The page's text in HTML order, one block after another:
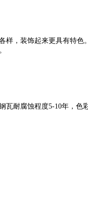
，装饰起来更具有特
耐腐蚀程度5-10年，色